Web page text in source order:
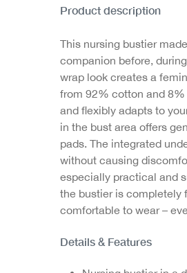
Product description
This nursing bustier
companion before,
wrap look creates a
from 92% cotton and
and flexibly adapts to
in the bust area offers
pads. The integrated
without causing
especially practical and
the bustier is completely
comfortable to wear –
Details & Features